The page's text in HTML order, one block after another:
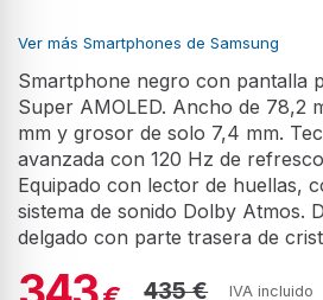
Ver más Smartphones de Samsung
Smartphone negro con pantalla
Super AMOLED. Ancho de 78,2
mm y grosor de solo 7,4 mm.
avanzada con 120 Hz de
Equipado con lector de huellas,
sistema de sonido Dolby Atmos.
delgado con parte trasera de
435 € IVA incluido